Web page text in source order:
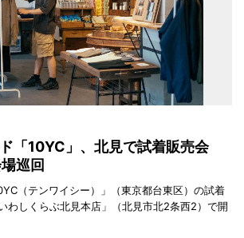
「10YC」、北見で試着販売会
巡回
（テンワイシー）」（東京都台東区）の試着
わしくらぶ北見本店」（北見市北2条西2）で開